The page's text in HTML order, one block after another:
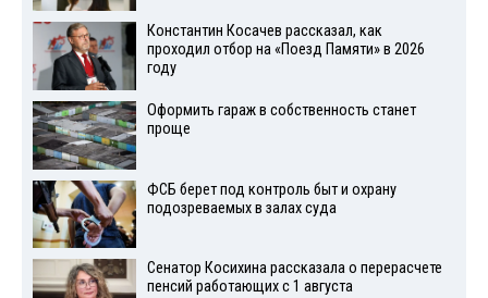
Константин Косачев рассказал, как
проходил отбор на «Поезд Памяти» в 2026
году
Оформить гараж в собственность станет
проще
ФСБ берет под контроль быт и охрану
подозреваемых в залах суда
Сенатор Косихина рассказала о перерасчете
пенсий работающих с 1 августа